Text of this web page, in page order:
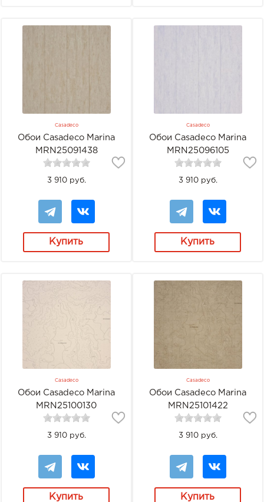
Casadeco
Обои Casadeco Marina
MRN25091438
3 910 руб.
Купить
Casadeco
Обои Casadeco Marina
MRN25096105
3 910 руб.
Купить
Casadeco
Обои Casadeco Marina
MRN25100130
3 910 руб.
Купить
Casadeco
Обои Casadeco Marina
MRN25101422
3 910 руб.
Купить